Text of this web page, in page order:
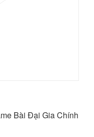
Bài Đại Gia Chính